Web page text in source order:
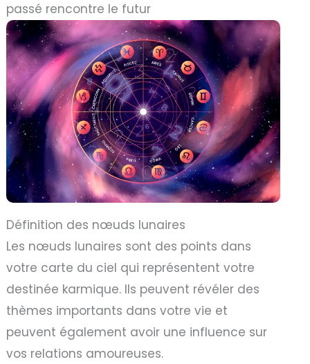
passé rencontre le futur
Définition des nœuds lunaires
Les nœuds lunaires sont des points dans
votre carte du ciel qui représentent votre
destinée karmique. Ils peuvent révéler des
thèmes importants dans votre vie et
peuvent également avoir une influence sur
vos relations amoureuses.